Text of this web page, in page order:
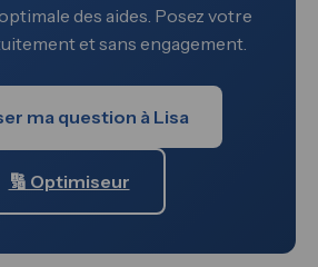
des aides. Posez votre
et sans engagement.
ma question à Lisa
🔢 Optimiseur